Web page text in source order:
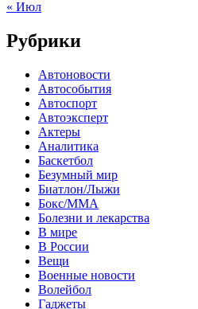
« Июл
Рубрики
Автоновости
Автособытия
Автоспорт
Автоэксперт
Актеры
Аналитика
Баскетбол
Безумный мир
Биатлон/Лыжи
Бокс/MMA
Болезни и лекарства
В мире
В России
Вещи
Военные новости
Волейбол
Гаджеты